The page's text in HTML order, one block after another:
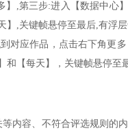
】,第三步:进入【数据中心
,关键帧悬停至最后,有浮层
对应作品，点击右下角更
【每天】，关键帧悬停至
内容、不符合评选规则的